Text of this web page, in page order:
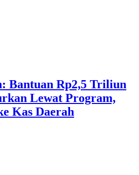
Bantuan Rp2,5 Triliun
Lewat Program,
Kas Daerah